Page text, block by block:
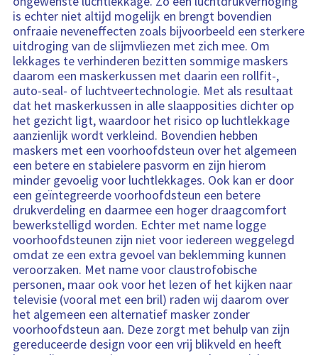
is echter niet altijd mogelijk en brengt bovendien
onfraaie neveneffecten zoals bijvoorbeeld een sterkere
uitdroging van de slijmvliezen met zich mee. Om
lekkages te verhinderen bezitten sommige maskers
daarom een maskerkussen met daarin een rollfit-,
auto-seal- of luchtveertechnologie. Met als resultaat
dat het maskerkussen in alle slaapposities dichter op
het gezicht ligt, waardoor het risico op luchtlekkage
aanzienlijk wordt verkleind. Bovendien hebben
maskers met een voorhoofdsteun over het algemeen
een betere en stabielere pasvorm en zijn hierom
minder gevoelig voor luchtlekkages. Ook kan er door
een geïntegreerde voorhoofdsteun een betere
drukverdeling en daarmee een hoger draagcomfort
bewerkstelligd worden. Echter met name logge
voorhoofdsteunen zijn niet voor iedereen weggelegd
omdat ze een extra gevoel van beklemming kunnen
veroorzaken. Met name voor claustrofobische
personen, maar ook voor het lezen of het kijken naar
televisie (vooral met een bril) raden wij daarom over
het algemeen een alternatief masker zonder
voorhoofdsteun aan. Deze zorgt met behulp van zijn
gereduceerde design voor een vrij blikveld en heeft